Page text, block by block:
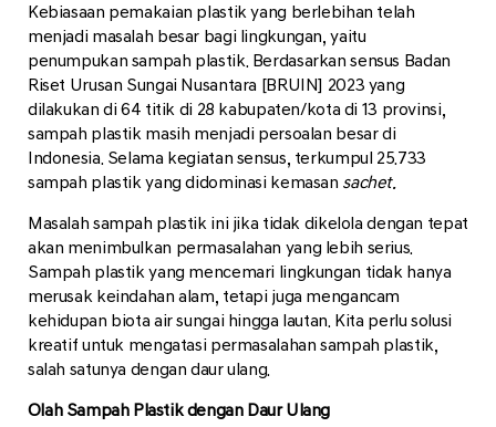
Kebiasaan pemakaian plastik yang berlebihan telah
menjadi masalah besar bagi lingkungan, yaitu
penumpukan sampah plastik. Berdasarkan sensus Badan
Riset Urusan Sungai Nusantara [BRUIN] 2023 yang
dilakukan di 64 titik di 28 kabupaten/kota di 13 provinsi,
sampah plastik masih menjadi persoalan besar di
Indonesia. Selama kegiatan sensus, terkumpul 25.733
sampah plastik yang didominasi kemasan sachet.
Masalah sampah plastik ini jika tidak dikelola dengan tepat
akan menimbulkan permasalahan yang lebih serius.
Sampah plastik yang mencemari lingkungan tidak hanya
merusak keindahan alam, tetapi juga mengancam
kehidupan biota air sungai hingga lautan. Kita perlu solusi
kreatif untuk mengatasi permasalahan sampah plastik,
salah satunya dengan daur ulang.
Olah Sampah Plastik dengan Daur Ulang